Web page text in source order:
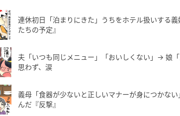
連休初日「泊まりにきた」うちをホテル扱いする
たちの予定』
夫「いつも同じメニュー」「おいしくない」→ 娘
思わず、涙
義母「食器が少ないと正しいマナーが身につかな
んだ『反撃』